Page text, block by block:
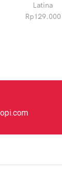
Latina
Rp129.000